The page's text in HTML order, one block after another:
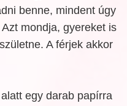
benne, mindent úgy
mondja, gyereket is
A férjek akkor
egy darab papírra